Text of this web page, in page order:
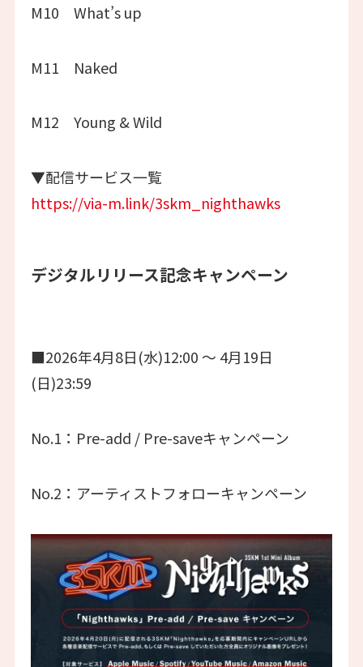
M10 What’s up
M11 Naked
M12 Young & Wild
▼配信サービス一覧
https://via-m.link/3skm_nighthawks
デジタルリリース記念キャンペーン
■2026年4月8日(水)12:00 〜 4月19日
(日)23:59
No.1：Pre-add / Pre-saveキャンペーン
No.2：アーティストフォローキャンペーン